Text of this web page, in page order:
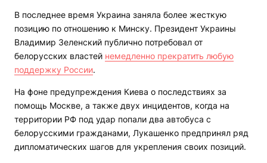
В последнее время Украина заняла более жесткую
позицию по отношению к Минску. Президент Украины
Владимир Зеленский публично потребовал от
белорусских властей немедленно прекратить любую
поддержку России.
На фоне предупреждения Киева о последствиях за
помощь Москве, а также двух инцидентов, когда на
территории РФ под удар попали два автобуса с
белорусскими гражданами, Лукашенко предпринял ряд
дипломатических шагов для укрепления своих позиций.